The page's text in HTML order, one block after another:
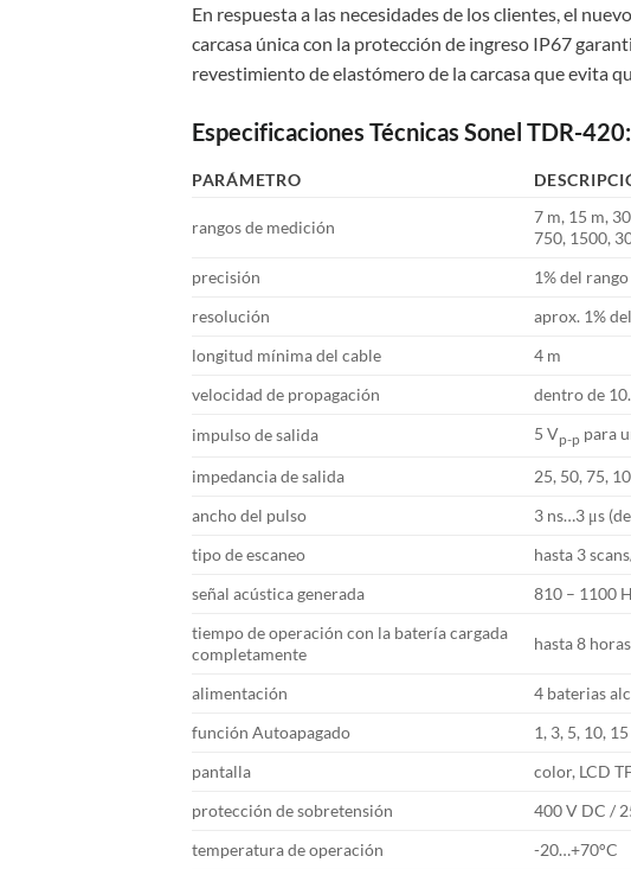
En respuesta a las necesidades de los clientes, el
carcasa única con la protección de ingreso IP67
revestimiento de elastómero de la carcasa que evita
Especificaciones Técnicas Sonel TDR-420:
PARÁMETRO
rangos de medición
7 m, 15 m,
750, 1500,
precisión
1% del
resolución
aprox. 1%
longitud mínima del cable
4 m
velocidad de propagación
dentro de
impulso de salida
5 Vp-p para
impedancia de salida
25, 50, 75,
ancho del pulso
3 ns…3 μs
tipo de escaneo
hasta 3
señal acústica generada
810 – 1100
tiempo de operación con la batería cargada
completamente
hasta 8
alimentación
4 baterias
función Autoapagado
1, 3, 5, 10,
pantalla
color, LCD
protección de sobretensión
400 V DC /
temperatura de operación
-20…+70°C